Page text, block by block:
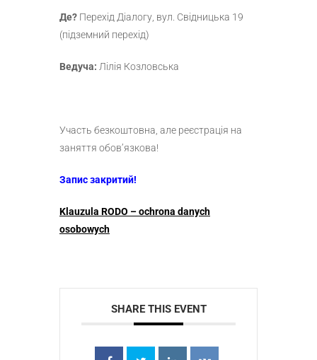
Де? Перехід Діалогу, вул. Свідницька 19
(підземний перехід)
Ведуча: Лілія Козловська
Участь безкоштовна, але реєстрація на
заняття обов’язкова!
Запис закритий!
Klauzula RODO – ochrona danych
osobowych
SHARE THIS EVENT